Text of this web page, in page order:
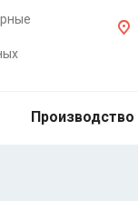
Производство